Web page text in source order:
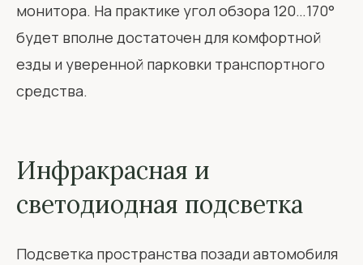
монитора. На практике угол обзора 120…170°
будет вполне достаточен для комфортной
езды и уверенной парковки транспортного
средства.
Инфракрасная и
светодиодная подсветка
Подсветка пространства позади автомобиля